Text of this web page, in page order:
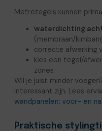
Metrotegels kunnen
waterdichting
(membraan/
correcte afwerking
kies een tegel/
zones
Wil je juist minder
interessant zijn. Lees
wandpanelen: voor- en
Praktische